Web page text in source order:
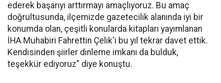
ederek başarıyı arttırmayı amaçlıyoruz. Bu amaç
doğrultusunda, ilçemizde gazetecilik alanında iyi bir
konumda olan, çeşitli konularda kitapları yayımlanan
İHA Muhabiri Fahrettin Çelik'i bu yıl tekrar davet ettik.
Kendisinden şiirler dinleme imkanı da bulduk,
teşekkür ediyoruz" diye konuştu.